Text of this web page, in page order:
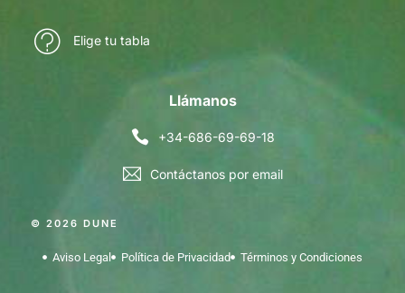
Elige tu tabla
Llámanos
+34-686-69-69-18
Contáctanos por email
© 2026 DUNE
Aviso Legal Política de Privacidad Términos y Condiciones